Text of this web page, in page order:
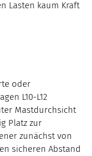
Lasten kaum Kraft
oder
L10-L12
Mastdurchsicht
Platz zur
zunächst von
sicheren Abstand